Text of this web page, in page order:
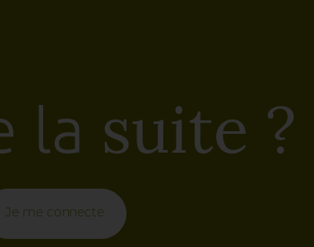
la suite ?
Je me connecte